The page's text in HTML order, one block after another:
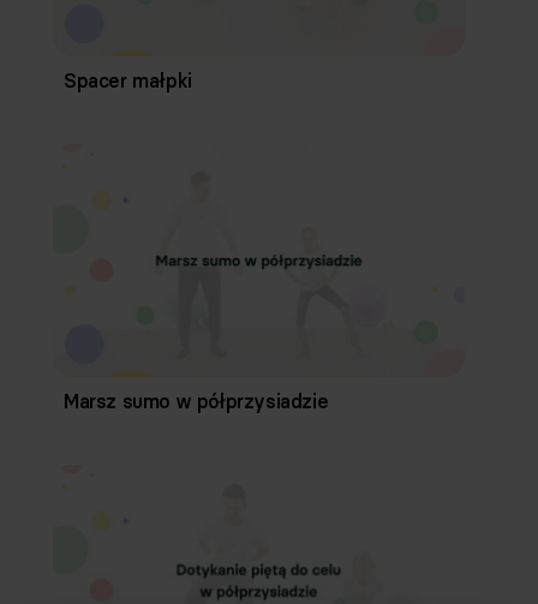
Spacer małpki
Marsz sumo w półprzysiadzie